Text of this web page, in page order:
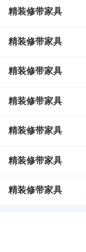
精装修带家具
精装修带家具
精装修带家具
精装修带家具
精装修带家具
精装修带家具
精装修带家具